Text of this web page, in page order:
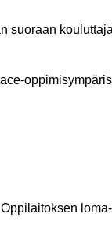
suoraan